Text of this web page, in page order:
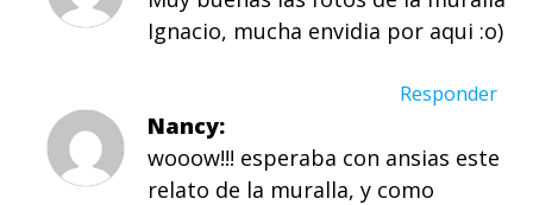
Ignacio, mucha envidia por aqui :o)
Responder
Nancy
wooow!!! esperaba con ansias este
relato de la muralla, y como